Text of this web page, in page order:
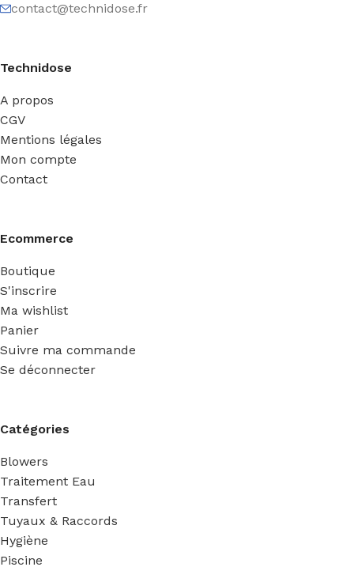
contact@technidose.fr
Technidose
A propos
CGV
Mentions légales
Mon compte
Contact
Ecommerce
Boutique
S'inscrire
Ma wishlist
Panier
Suivre ma commande
Se déconnecter
Catégories
Blowers
Traitement Eau
Transfert
Tuyaux & Raccords
Hygiène
Piscine